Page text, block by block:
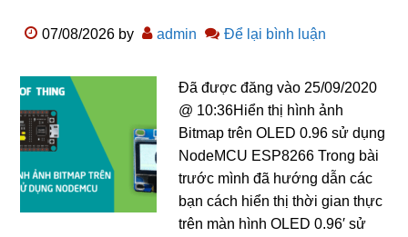
07/08/2026 by admin Để lại bình luận
Đã được đăng vào 25/09/2020
@ 10:36Hiển thị hình ảnh
Bitmap trên OLED 0.96 sử dụng
NodeMCU ESP8266 Trong bài
trước mình đã hướng dẫn các
bạn cách hiển thị thời gian thực
trên màn hình OLED 0.96′ sử